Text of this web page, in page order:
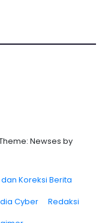
Newses by
Koreksi Berita
Cyber
Redaksi